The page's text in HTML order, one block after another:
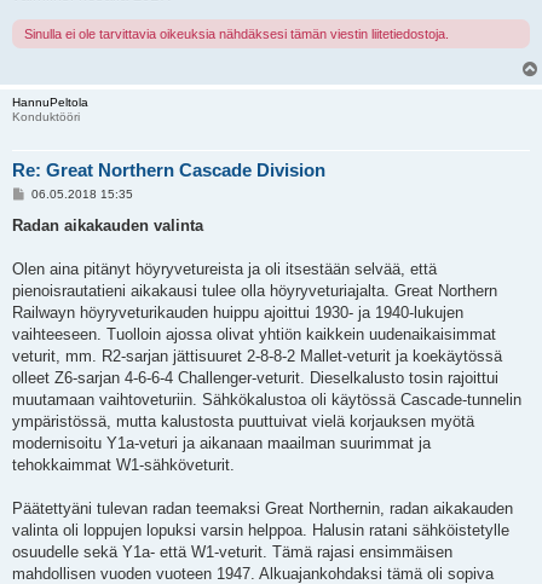
Sinulla ei ole tarvittavia oikeuksia nähdäksesi tämän viestin liitetiedostoja.
HannuPeltola
Konduktööri
Re: Great Northern Cascade Division
V
e
i
06.05.2018 15:35
Radan aikakauden valinta
Olen aina pitänyt höyryvetureista ja oli itsestään selvää, että
pienoisrautatieni aikakausi tulee olla höyryveturiajalta. Great Northern
Railwayn höyryveturikauden huippu ajoittui 1930- ja 1940-lukujen
vaihteeseen. Tuolloin ajossa olivat yhtiön kaikkein uudenaikaisimmat
veturit, mm. R2-sarjan jättisuuret 2-8-8-2 Mallet-veturit ja koekäytössä
olleet Z6-sarjan 4-6-6-4 Challenger-veturit. Dieselkalusto tosin rajoittui
muutamaan vaihtoveturiin. Sähkökalustoa oli käytössä Cascade-tunnelin
ympäristössä, mutta kalustosta puuttuivat vielä korjauksen myötä
modernisoitu Y1a-veturi ja aikanaan maailman suurimmat ja
tehokkaimmat W1-sähköveturit.
Päätettyäni tulevan radan teemaksi Great Northernin, radan aikakauden
valinta oli loppujen lopuksi varsin helppoa. Halusin ratani sähköistetylle
osuudelle sekä Y1a- että W1-veturit. Tämä rajasi ensimmäisen
mahdollisen vuoden vuoteen 1947. Alkuajankohdaksi tämä oli sopiva